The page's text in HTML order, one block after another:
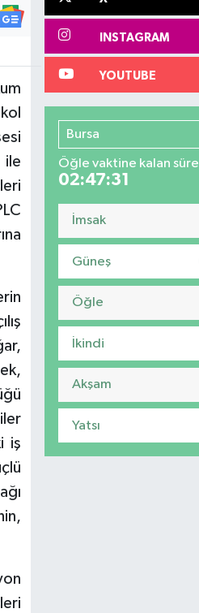
ile
iş
INSTAGRAM
YOUTUBE
Bursa
Öğle vaktine kalan süre
02:47:30
İmsak
Güneş
Öğle
İkindi
Akşam
Yatsı